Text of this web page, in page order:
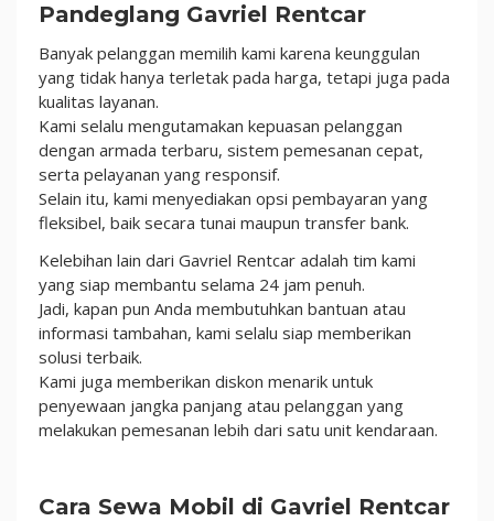
Pandeglang Gavriel Rentcar
Banyak pelanggan memilih kami karena keunggulan
yang tidak hanya terletak pada harga, tetapi juga pada
kualitas layanan.
Kami selalu mengutamakan kepuasan pelanggan
dengan armada terbaru, sistem pemesanan cepat,
serta pelayanan yang responsif.
Selain itu, kami menyediakan opsi pembayaran yang
fleksibel, baik secara tunai maupun transfer bank.
Kelebihan lain dari Gavriel Rentcar adalah tim kami
yang siap membantu selama 24 jam penuh.
Jadi, kapan pun Anda membutuhkan bantuan atau
informasi tambahan, kami selalu siap memberikan
solusi terbaik.
Kami juga memberikan diskon menarik untuk
penyewaan jangka panjang atau pelanggan yang
melakukan pemesanan lebih dari satu unit kendaraan.
Cara Sewa Mobil di Gavriel Rentcar